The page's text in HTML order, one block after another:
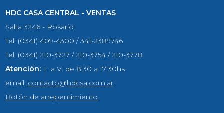
HDC CASA CENTRAL - VENTAS
Salta 3246 - Rosario
Tel: (0341) 409-4300 / 341-2389746
Tel: (0341) 210-3727 / 210-3754 / 210-3778
Atención: L. a V. de 8:30 a 17:30hs
email: contacto@hdcsa.com.ar
Botón de arrepentimiento